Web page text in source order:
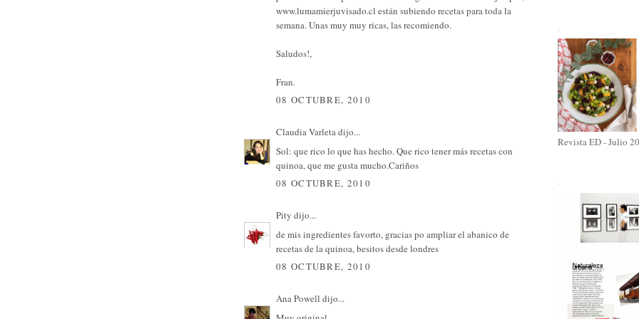
www.lumamierjuvisado.cl están subiendo recetas para toda la
semana. Unas muy muy ricas, las recomiendo.
Saludos!,
Fran.
08 OCTUBRE, 2010
Claudia Varletadijo...
Sol: que rico lo que has hecho. Que rico tener más recetas con
quinoa, que me gusta mucho.Cariños
08 OCTUBRE, 2010
Pity dijo...
de mis ingredientes favorto, gracias po ampliar el abanico de
recetas de la quinoa, besitos desde londres
08 OCTUBRE, 2010
Ana Powell dijo...
Revista ED - Julio
.